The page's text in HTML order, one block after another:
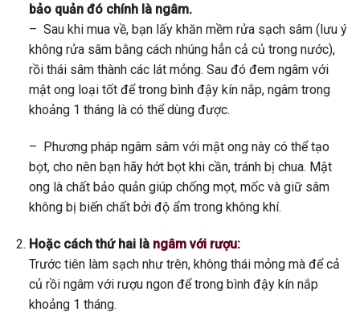
bảo quản đó chính là ngâm.
– Sau khi mua về, bạn lấy khăn mềm rửa sạch sâm (lưu ý
không rửa sâm bằng cách nhúng hẳn cả củ trong nước),
rồi thái sâm thành các lát mỏng. Sau đó đem ngâm với
mật ong loại tốt để trong bình đậy kín nắp, ngâm trong
khoảng 1 tháng là có thể dùng được.
– Phương pháp ngâm sâm với mật ong này có thể tạo
bọt, cho nên bạn hãy hớt bọt khi cần, tránh bị chua. Mật
ong là chất bảo quản giúp chống mọt, mốc và giữ sâm
không bị biến chất bởi độ ẩm trong không khí.
Hoặc cách thứ hai là ngâm với rượu:
Trước tiên làm sạch như trên, không thái mỏng mà để cả
củ rồi ngâm với rượu ngon để trong bình đậy kín nắp
khoảng 1 tháng.